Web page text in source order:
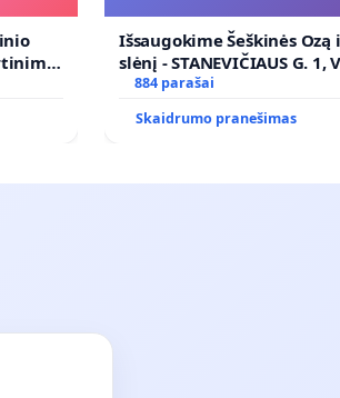
PRITAIKYMO VIEŠAJAI
FUNKCIJAI
Išsaugokime Šeškinės Ozą
slėnį - STANEVIČIAUS G. 1,
PAĖMIMO VISUOMENĖS
(IŠPIRKIMO) IR JO
VIEŠAJAI ŽELDYNŲ
884 parašai
Skaidrumo pranešimas